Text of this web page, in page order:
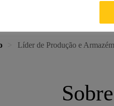
Líder de Produção e Armazém